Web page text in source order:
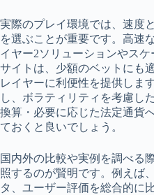
実際のプレイ環境では、速度
を選ぶことが重要です。高速
イヤー2ソリューションやス
サイトは、少額のベットにも
レイヤーに利便性を提供しま
し、ボラティリティを考慮し
換算・必要に応じた法定通貨
ておくと良いでしょう。
国内外の比較や実例を調べる
照するのが賢明です。例えば
タ、ユーザー評価を総合的に